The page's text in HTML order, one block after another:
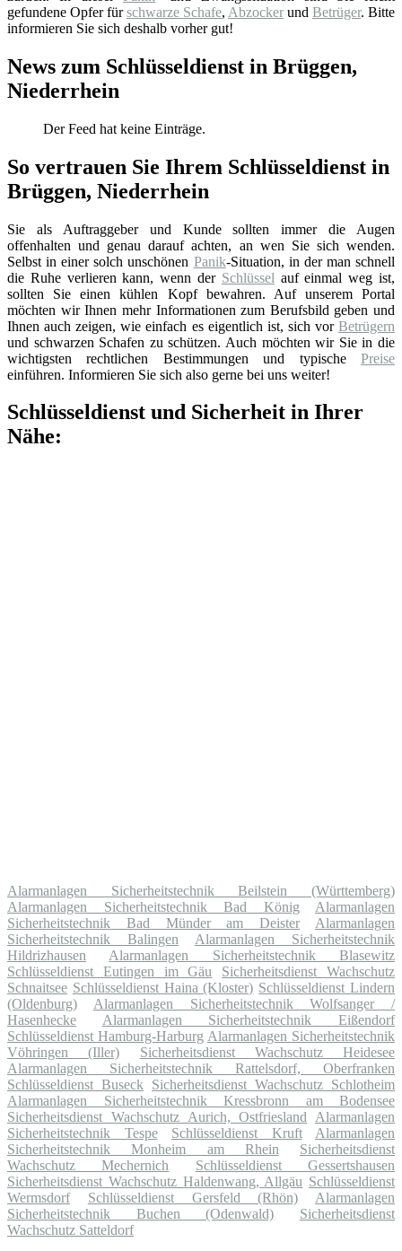
gefundene Opfer fürschwarze Schafe, Abzocker und Betrüger. Bitte
informieren Sie sich deshalb vorher gut!
News zum Schlüsseldienst in Brüggen,
Niederrhein
Der Feed hat keine Einträge.
So vertrauen Sie Ihrem Schlüsseldienst in
Brüggen, Niederrhein
Sie als Auftraggeber und Kunde sollten immer die Augen
offenhalten und genau darauf achten, an wen Sie sich wenden.
Selbst in einer solch unschönen Panik-Situation, in der man schnell
die Ruhe verlieren kann, wenn der Schlüssel auf einmal weg ist,
sollten Sie einen kühlen Kopf bewahren. Auf unserem Portal
möchten wir Ihnen mehr Informationen zum Berufsbild geben und
Ihnen auch zeigen, wie einfach es eigentlich ist, sich vor Betrügern
und schwarzen Schafen zu schützen. Auch möchten wir Sie in die
wichtigsten rechtlichen Bestimmungen und typische Preise
einführen. Informieren Sie sich also gerne bei uns weiter!
Schlüsseldienst und Sicherheit in Ihrer
Nähe:
Alarmanlagen Sicherheitstechnik Beilstein (Württemberg)
Alarmanlagen Sicherheitstechnik Bad König
Alarmanlagen
Sicherheitstechnik Bad Münder am Deister
Alarmanlagen
Sicherheitstechnik Balingen
Alarmanlagen Sicherheitstechnik
Hildrizhausen
Alarmanlagen Sicherheitstechnik Blasewitz
Schlüsseldienst Eutingen im Gäu
Sicherheitsdienst Wachschutz
Schnaitsee Schlüsseldienst Haina (Kloster) Schlüsseldienst Lindern
(Oldenburg)
Alarmanlagen Sicherheitstechnik Wolfsanger /
Hasenhecke
Alarmanlagen Sicherheitstechnik Eißendorf
Schlüsseldienst Hamburg-Harburg Alarmanlagen Sicherheitstechnik
Vöhringen (Iller)
Sicherheitsdienst Wachschutz Heidesee
Alarmanlagen Sicherheitstechnik Rattelsdorf, Oberfranken
Schlüsseldienst Buseck Sicherheitsdienst Wachschutz Schlotheim
Alarmanlagen Sicherheitstechnik Kressbronn am Bodensee
Sicherheitsdienst Wachschutz Aurich, Ostfriesland
Alarmanlagen
Sicherheitstechnik Tespe
Schlüsseldienst Kruft
Alarmanlagen
Sicherheitstechnik Monheim am Rhein
Sicherheitsdienst
Wachschutz Mechernich
Schlüsseldienst Gessertshausen
Sicherheitsdienst Wachschutz Haldenwang, Allgäu Schlüsseldienst
Wermsdorf
Schlüsseldienst Gersfeld (Rhön)
Alarmanlagen
Sicherheitstechnik Buchen (Odenwald)
Sicherheitsdienst
Wachschutz Satteldorf